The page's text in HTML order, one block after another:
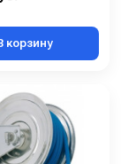
корзину